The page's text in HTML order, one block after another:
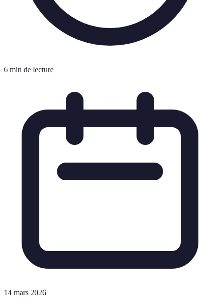
6 min de lecture
14 mars 2026